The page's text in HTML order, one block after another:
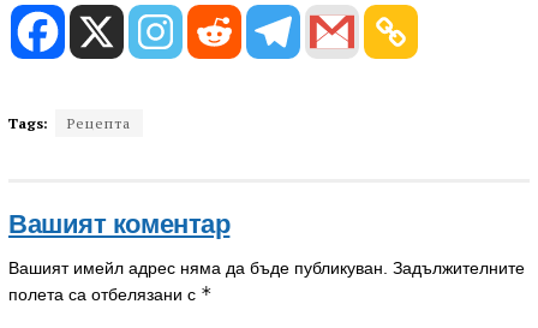
Tags: Рецепта
Вашият коментар
Вашият имейл адрес няма да бъде публикуван. Задължителните
полета са отбелязани с *